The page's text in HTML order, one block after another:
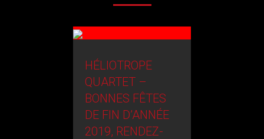
HÉLIOTROPE
QUARTET –
BONNES FÊTES
DE FIN D’ANNÉE
2019, RENDEZ-